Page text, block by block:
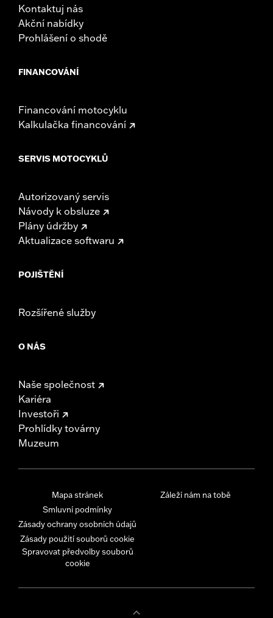
Kontaktuj nás
Akční nabídky
Prohlášení o shodě
FINANCOVÁNÍ
Financování motocyklu
Kalkulačka financování
SERVIS MOTOCYKLŮ
Autorizovaný servis
Návody k obsluze
Plány údržby
Aktualizace softwaru
POJIŠTĚNÍ
Rozšířené služby
O NÁS
Naše společnost
Kariéra
Investoři
Prohlídky továrny
Muzeum
Mapa stránek
Smluvní podmínky
Zásady ochrany osobních údajů
Zásady použití souborů cookie
Spravovat předvolby souborů
cookie
Záleží nám na tobě